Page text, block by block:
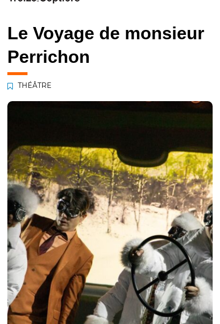
Le Voyage de monsieur
Perrichon
THÉÂTRE